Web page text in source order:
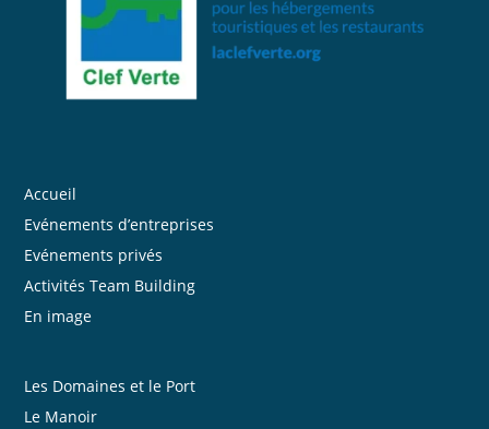
Accueil
Evénements d’entreprises
Evénements privés
Activités Team Building
En image
Les Domaines et le Port
Le Manoir